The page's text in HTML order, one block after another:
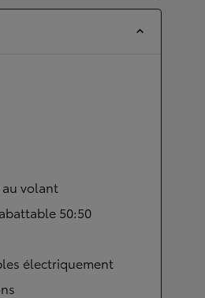
volant
50:50
électriquement